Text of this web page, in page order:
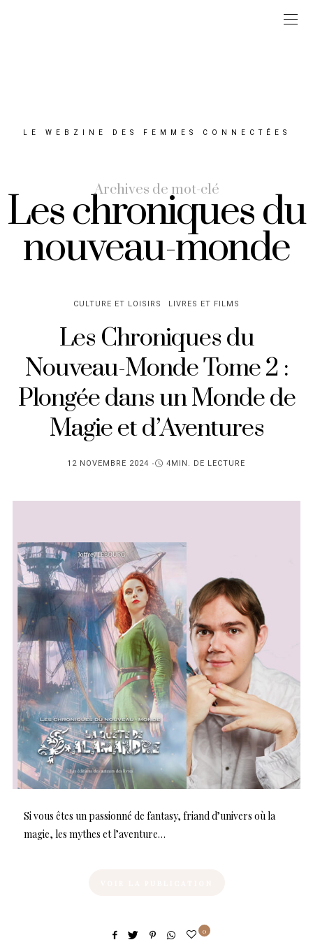
LE WEBZINE DES FEMMES CONNECTÉES
Archives de mot-clé
Les chroniques du
nouveau-monde
CULTURE ET LOISIRS LIVRES ET FILMS
Les Chroniques du
Nouveau-Monde Tome 2 :
Plongée dans un Monde de
Magie et d’Aventures
PUBLIÉ
12 NOVEMBRE 2024 4MIN. DE LECTURE
Si vous êtes un passionné de fantasy, friand d’univers où la
magie, les mythes et l’aventure…
0